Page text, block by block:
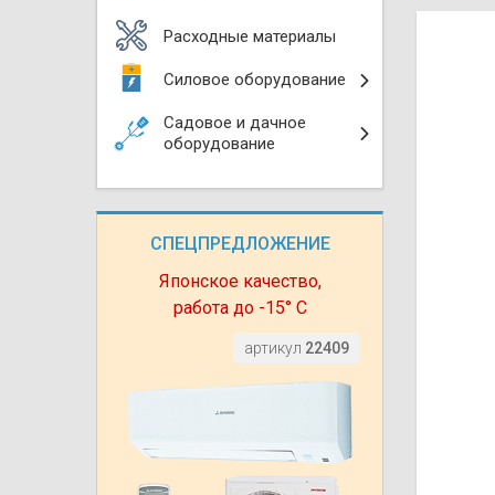
Расходные материалы
Силовое оборудование
Садовое и дачное
оборудование
СПЕЦПРЕДЛОЖЕНИЕ
Японское качество,
работа до -15° С
артикул 22409
Моноблоки
VRF
Компрессорно-
Чиллеры
Очистители и
Сушилки для рук
Бензотриммеры
Газонокосилки
Газонокосилки
Измельчители